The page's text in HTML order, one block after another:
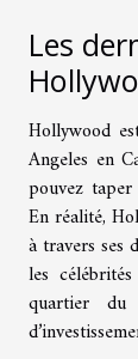
Les
Hollywood
Angeles en
pouvez taper
En réalité,
à travers ses
les
quartier